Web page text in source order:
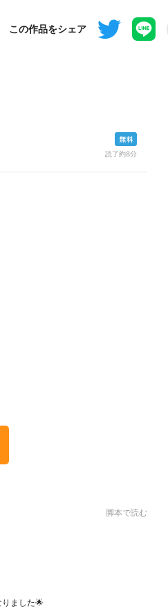
この作品をシェア
読了約8分
脚本で読む
ました🌟